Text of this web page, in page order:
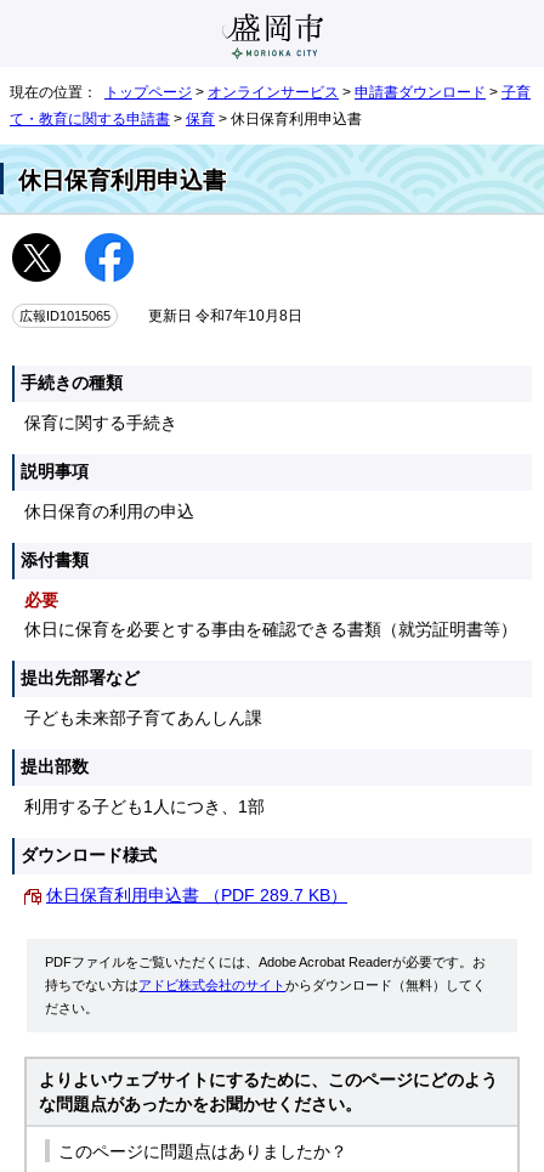
現在の位置： トップページ > オンラインサービス > 申請書ダウンロード > 子育
て・教育に関する申請書 > 保育 > 休日保育利用申込書
休日保育利用申込書
広報ID1015065 更新日 令和7年10月8日
手続きの種類
保育に関する手続き
説明事項
休日保育の利用の申込
添付書類
必要
休日に保育を必要とする事由を確認できる書類（就労証明書等）
提出先部署など
子ども未来部子育てあんしん課
提出部数
利用する子ども1人につき、1部
ダウンロード様式
休日保育利用申込書 （PDF 289.7 KB）
PDFファイルをご覧いただくには、Adobe Acrobat Readerが必要です。お
持ちでない方はアドビ株式会社のサイトからダウンロード（無料）してく
ださい。
よりよいウェブサイトにするために、このページにどのよう
な問題点があったかをお聞かせください。
このページに問題点はありましたか？